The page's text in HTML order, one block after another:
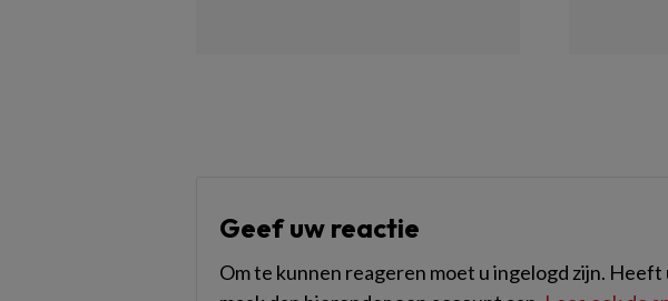
Geef uw reactie
Om te kunnen reageren moet u ingelogd zijn. Heeft